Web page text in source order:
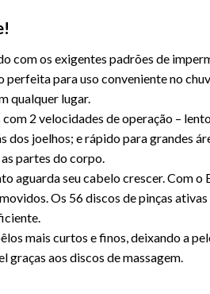
com os exigentes padrões de
para uso conveniente no
qualquer lugar.
2 velocidades de operação –
joelhos; e rápido para grandes
partes do corpo.
aguarda seu cabelo crescer. Com o
Os 56 discos de pinças
mais curtos e finos, deixando a
aos discos de massagem.